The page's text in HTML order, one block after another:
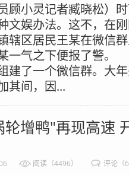
小灵记者臧晓松）时
文娱办法。这不，在
辖区居民王某在微信
一气之下便报了警
建了一个微信群。大
其间，因...
轮增鸭"再现高速
阅读（4496） 评论（